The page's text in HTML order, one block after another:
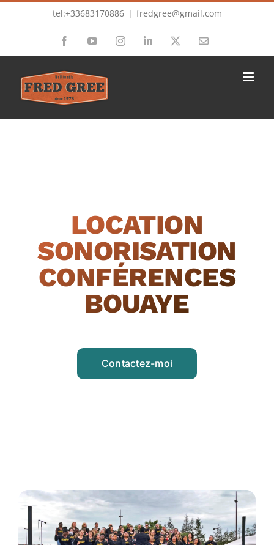
tel:+33683170886 | fredgree@gmail.com
FacebookYouTubeInstagramLinkedIn Email
LOCATION
SONORISATION
CONFÉRENCES
BOUAYE
Contactez-moi